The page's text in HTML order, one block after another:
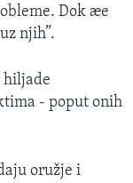
Dok æe
njih”.
hiljade
- poput onih
oružje i